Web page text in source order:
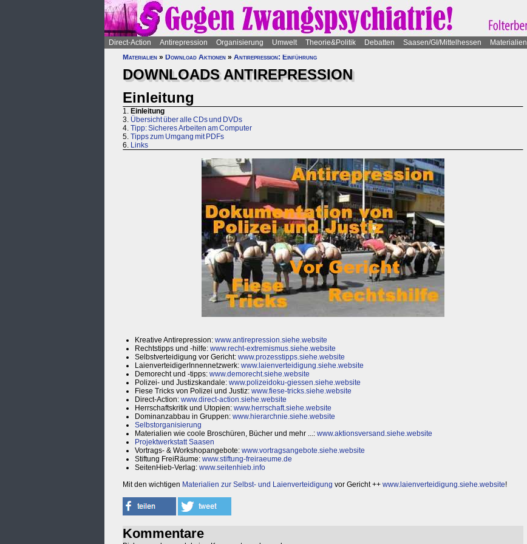
Direct-Action Antirepression Organisierung Umwelt Theorie&Politik Debatten Saasen/GI/Mittelhessen Materialien
Materialien » Download Aktionen » Antirepression: Einführung
DOWNLOADS ANTIREPRESSION
Einleitung
1. Einleitung
3. Übersicht über alle CDs und DVDs
4. Tipp: Sicheres Arbeiten am Computer
5. Tipps zum Umgang mit PDFs
6. Links
Kreative Antirepression: www.antirepression.siehe.website
Rechtstipps und -hilfe: www.recht-extremismus.siehe.website
Selbstverteidigung vor Gericht: www.prozesstipps.siehe.website
LaienverteidigerInnennetzwerk: www.laienverteidigung.siehe.website
Demorecht und -tipps: www.demorecht.siehe.website
Polizei- und Justizskandale: www.polizeidoku-giessen.siehe.website
Fiese Tricks von Polizei und Justiz: www.fiese-tricks.siehe.website
Direct-Action: www.direct-action.siehe.website
Herrschaftskritik und Utopien: www.herrschaft.siehe.website
Dominanzabbau in Gruppen: www.hierarchnie.siehe.website
Selbstorganisierung
Materialien wie coole Broschüren, Bücher und mehr ...: www.aktionsversand.siehe.website
Projektwerkstatt Saasen
Vortrags- & Workshopangebote: www.vortragsangebote.siehe.website
Stiftung FreiRäume: www.stiftung-freiraeume.de
SeitenHieb-Verlag: www.seitenhieb.info
Mit den wichtigen Materialien zur Selbst- und Laienverteidigung vor Gericht ++ www.laienverteidigung.siehe.website!
Kommentare